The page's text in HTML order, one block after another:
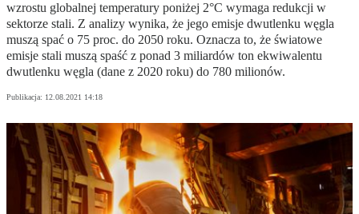
wzrostu globalnej temperatury poniżej 2°C wymaga redukcji w
sektorze stali. Z analizy wynika, że jego emisje dwutlenku węgla
muszą spać o 75 proc. do 2050 roku. Oznacza to, że światowe
emisje stali muszą spaść z ponad 3 miliardów ton ekwiwalentu
dwutlenku węgla (dane z 2020 roku) do 780 milionów.
Publikacja: 12.08.2021 14:18